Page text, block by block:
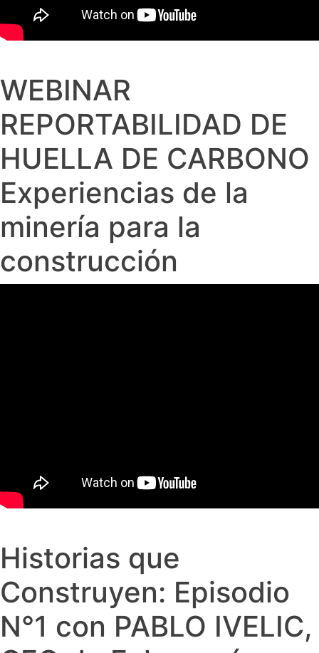
WEBINAR
REPORTABILIDAD DE
HUELLA DE CARBONO
Experiencias de la
minería para la
construcción
Historias que
Construyen: Episodio
N°1 con PABLO IVELIC,